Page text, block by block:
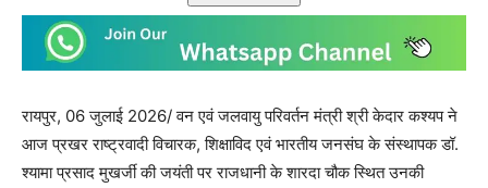
रायपुर, 06 जुलाई 2026/ वन एवं जलवायु परिवर्तन मंत्री श्री केदार कश्यप ने
आज प्रखर राष्ट्रवादी विचारक, शिक्षाविद एवं भारतीय जनसंघ के संस्थापक डॉ.
श्यामा प्रसाद मुखर्जी की जयंती पर राजधानी के शारदा चौक स्थित उनकी